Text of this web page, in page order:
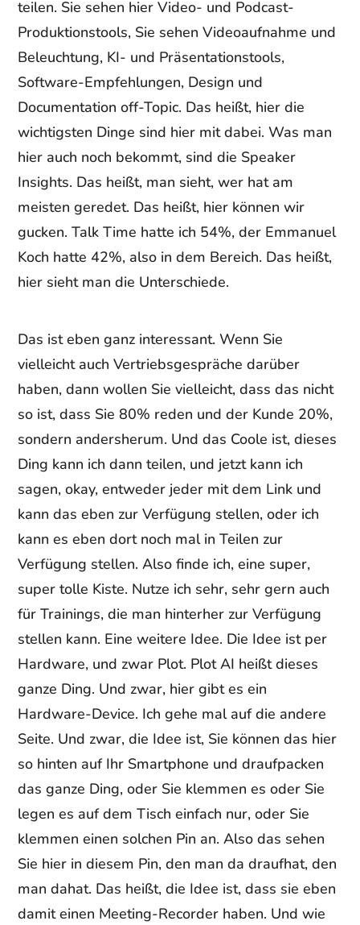
teilen. Sie sehen hier Video- und Podcast-
Produktionstools, Sie sehen Videoaufnahme und
Beleuchtung, KI- und Präsentationstools,
Software-Empfehlungen, Design und
Documentation off-Topic. Das heißt, hier die
wichtigsten Dinge sind hier mit dabei. Was man
hier auch noch bekommt, sind die Speaker
Insights. Das heißt, man sieht, wer hat am
meisten geredet. Das heißt, hier können wir
gucken. Talk Time hatte ich 54%, der Emmanuel
Koch hatte 42%, also in dem Bereich. Das heißt,
hier sieht man die Unterschiede.
Das ist eben ganz interessant. Wenn Sie
vielleicht auch Vertriebsgespräche darüber
haben, dann wollen Sie vielleicht, dass das nicht
so ist, dass Sie 80% reden und der Kunde 20%,
sondern andersherum. Und das Coole ist, dieses
Ding kann ich dann teilen, und jetzt kann ich
sagen, okay, entweder jeder mit dem Link und
kann das eben zur Verfügung stellen, oder ich
kann es eben dort noch mal in Teilen zur
Verfügung stellen. Also finde ich, eine super,
super tolle Kiste. Nutze ich sehr, sehr gern auch
für Trainings, die man hinterher zur Verfügung
stellen kann. Eine weitere Idee. Die Idee ist per
Hardware, und zwar Plot. Plot AI heißt dieses
ganze Ding. Und zwar, hier gibt es ein
Hardware-Device. Ich gehe mal auf die andere
Seite. Und zwar, die Idee ist, Sie können das hier
so hinten auf Ihr Smartphone und draufpacken
das ganze Ding, oder Sie klemmen es oder Sie
legen es auf dem Tisch einfach nur, oder Sie
klemmen einen solchen Pin an. Also das sehen
Sie hier in diesem Pin, den man da draufhat, den
man dahat. Das heißt, die Idee ist, dass sie eben
damit einen Meeting-Recorder haben. Und wie